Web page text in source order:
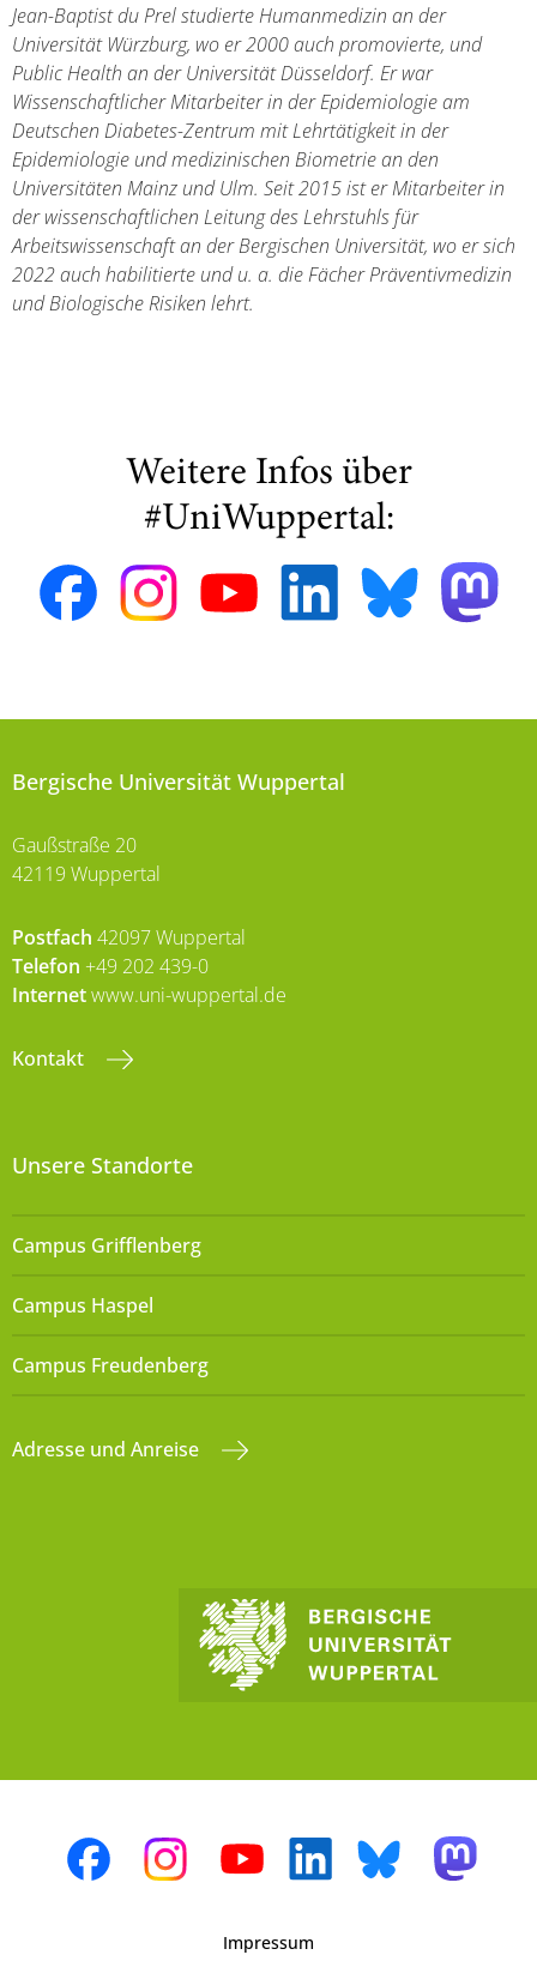
Jean-Baptist du Prel studierte Humanmedizin an der
Universität Würzburg, wo er 2000 auch promovierte, und
Public Health an der Universität Düsseldorf. Er war
Wissenschaftlicher Mitarbeiter in der Epidemiologie am
Deutschen Diabetes-Zentrum mit Lehrtätigkeit in der
Epidemiologie und medizinischen Biometrie an den
Universitäten Mainz und Ulm. Seit 2015 ist er Mitarbeiter in
der wissenschaftlichen Leitung des Lehrstuhls für
Arbeitswissenschaft an der Bergischen Universität, wo er sich
2022 auch habilitierte und u. a. die Fächer Präventivmedizin
und Biologische Risiken lehrt.
Weitere Infos über
#UniWuppertal:
Bergische Universität Wuppertal
Gaußstraße 20
42119 Wuppertal
Postfach 42097 Wuppertal
Telefon +49 202 439-0
Internetwww.uni-wuppertal.de
Kontakt
Unsere Standorte
Campus Grifflenberg
Campus Haspel
Campus Freudenberg
Adresse und Anreise
Impressum